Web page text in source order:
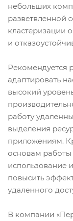
небольших
разветвленной
кластеризации
и
Рекомендуется
адаптировать
высокий
работу
выделения
приложениям.
основам работы
использование
повысить
удаленного
В компании